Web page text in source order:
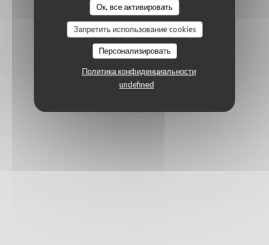
Ок, все активировать
Запретить использование cookies
Персонализировать
Политика конфиденциальности
undefined